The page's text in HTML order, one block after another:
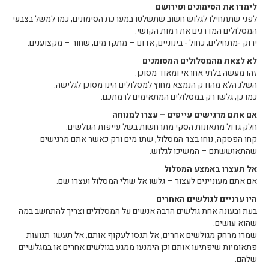
לימדו את הסימונים ופירושם
לפני שתתחילו לגלוש חשוב שתשלטו במערכת הסימונים, כמו למשל בצבעי
המסלולים המדרגים את רמות הקושי:
ירוק -מתחילים, כחול - בינוניים, אדום – מתקדמים, שחור – מקצוענים.
לא לצאת מהמסלולים המסומנים
זהו מעשה בלתי אחראי ומאוד מסוכן.
השלג הלא מהודק הנמצא מחוץ למסלולים הינו מסוכן לגלישה.
כמו כן, גלשו רק במסלולים המתאימים לרמתכם.
אם אתם מרגישים עייפים – עצרו למנוחה
חלק גדול מתאונות הסקי מתרחשות בשל עייפות הגולשים.
קחו הפסקה, נוחו בצד המסלול, שתו מים ורק כאשר אתם מרגישים
שהתאוששתם – המשיכו לגלוש.
אל תעצרו באמצע המסלול
אם אתם מעוניינים לעצור – גלשו אל שולי המסלול ועצרו שם.
היו ערניים לגולשים האחרים
בעת ובעונה אחת גולשים הרבה אנשים על המסלולים וצריך להתחשב במה
שהוא עושים.
שמרו מרחק מגולשים אחרים, אל תנסו לעקוף אותם, אל תעשו תנועות
פתאומיות שיפתיעו אותם וכן הימנעו ממגע בגולשים אחרים או במגלשיים
שלהם.